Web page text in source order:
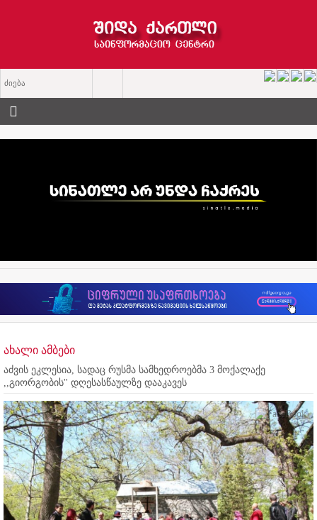
ახალი ამბები
აძვის ეკლესია, სადაც რუსმა სამხედროებმა 3 მოქალაქე
,,გიორგობის'' დღესასწაულზე დააკავეს